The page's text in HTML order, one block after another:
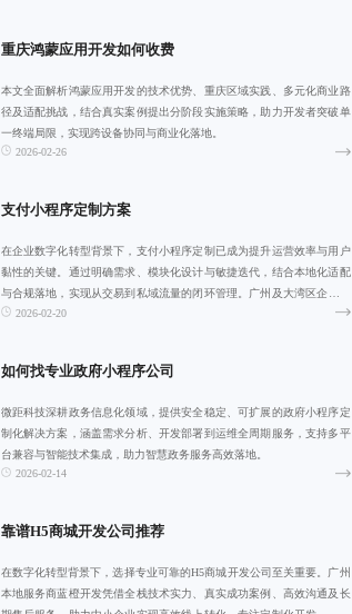
重庆鸿蒙应用开发如何收费
本文全面解析鸿蒙应用开发的技术优势、重庆区域实践、多元化商业路
径及适配挑战，结合真实案例提出分阶段实施策略，助力开发者突破单
一终端局限，实现跨设备协同与商业化落地。
2026-02-26
支付小程序定制方案
在企业数字化转型背景下，支付小程序定制已成为提升运营效率与用户
黏性的关键。通过明确需求、模块化设计与敏捷迭代，结合本地化适配
与合规落地，实现从交易到私域流量的闭环管理。广州及大湾区企业可
借此构建高效、
2026-02-20
如何找专业政府小程序公司
微距科技深耕政务信息化领域，提供安全稳定、可扩展的政府小程序定
制化解决方案，涵盖需求分析、开发部署到运维全周期服务，支持多平
台兼容与智能技术集成，助力智慧政务服务高效落地。
2026-02-14
靠谱H5商城开发公司推荐
在数字化转型背景下，选择专业可靠的H5商城开发公司至关重要。广州
本地服务商蓝橙开发凭借全栈技术实力、真实成功案例、高效沟通及长